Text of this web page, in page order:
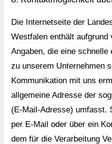
Die Internetseite der
Westfalen enthält
Angaben, die eine
zu unserem Unternehmen
Kommunikation mit uns
allgemeine Adresse der
(E-Mail-Adresse) umfasst.
per E-Mail oder über ein
dem für die Verarbeitung